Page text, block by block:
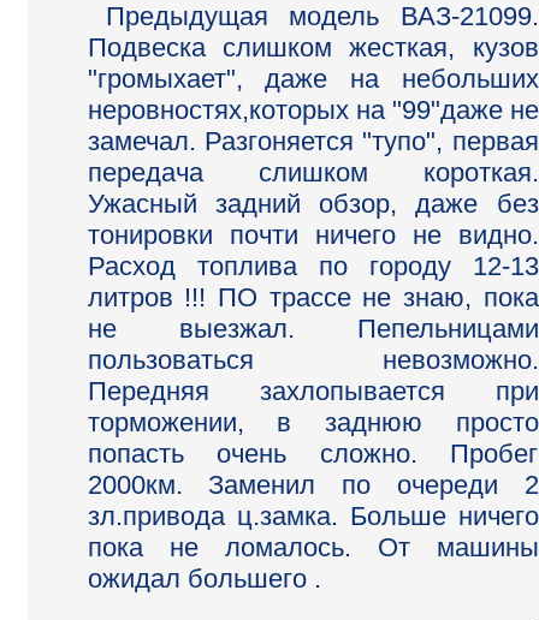
Предыдущая модель ВАЗ-21099.
Подвеска слишком жесткая, кузов
"громыхает", даже на небольших
неровностях,которых на "99"даже не
замечал. Разгоняется "тупо", первая
передача слишком короткая.
Ужасный задний обзор, даже без
тонировки почти ничего не видно.
Расход топлива по городу 12-13
литров !!! ПО трассе не знаю, пока
не выезжал. Пепельницами
пользоваться невозможно.
Передняя захлопывается при
торможении, в заднюю просто
попасть очень сложно. Пробег
2000км. Заменил по очереди 2
зл.привода ц.замка. Больше ничего
пока не ломалось. От машины
ожидал большего .